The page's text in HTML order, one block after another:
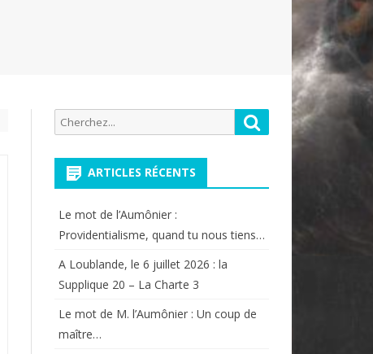
Recherche
pour:
Rechercher
ARTICLES RÉCENTS
Le mot de l’Aumônier :
Providentialisme, quand tu nous tiens…
A Loublande, le 6 juillet 2026 : la
Supplique 20 – La Charte 3
Le mot de M. l’Aumônier : Un coup de
maître…